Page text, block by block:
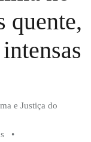
quente,
e Justiça do
•